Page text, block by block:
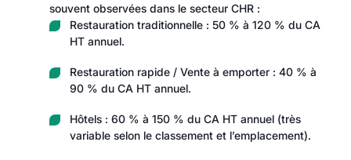
souvent observées dans le secteur CHR :
Restauration traditionnelle : 50 % à 120 % du CA
HT annuel.
Restauration rapide / Vente à emporter : 40 % à
90 % du CA HT annuel.
Hôtels : 60 % à 150 % du CA HT annuel (très
variable selon le classement et l’emplacement).